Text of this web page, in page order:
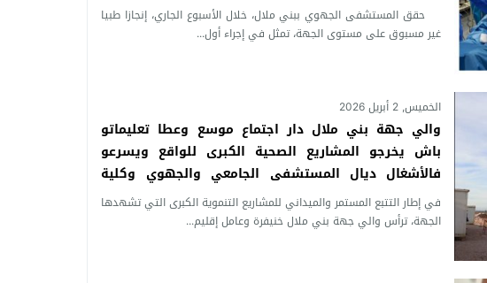
حقق المستشفى الجهوي ببني ملال، خلال الأسبوع الجاري، إنجازا طبيا
غير مسبوق على مستوى الجهة، تمثل في إجراء أول...
الخميس, 2 أبريل 2026
والي جهة بني ملال دار اجتماع موسع وعطا تعليماتو
باش يخرجو المشاريع الصحية الكبرى للواقع ويسرعو
فالأشغال ديال المستشفى الجامعي والجهوي وكلية
الطب ومستشفى جهوي للأمراض النفسية ببني ملال
ومشاريع بخريبكة وأزيلال والفقيه بن صالح وتادلة ووادي
في إطار التتبع المستمر والميداني للمشاريع التنموية الكبرى التي تشهدها
الجهة، ترأس والي جهة بني ملال خنيفرة وعامل إقليم...